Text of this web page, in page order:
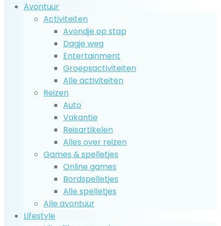
Avontuur
Activiteiten
Avondje op stap
Dagje weg
Entertainment
Groepsactiviteiten
Alle activiteiten
Reizen
Auto
Vakantie
Reisartikelen
Alles over reizen
Games & spelletjes
Online games
Bordspelletjes
Alle spelletjes
Alle avontuur
Lifestyle